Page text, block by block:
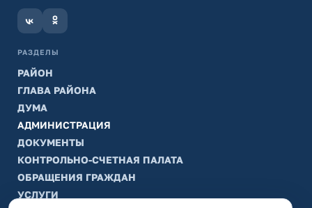
РАЗДЕЛЫ
РАЙОН
ГЛАВА РАЙОНА
ДУМА
АДМИНИСТРАЦИЯ
ДОКУМЕНТЫ
КОНТРОЛЬНО-СЧЕТНАЯ ПАЛАТА
ОБРАЩЕНИЯ ГРАЖДАН
УСЛУГИ